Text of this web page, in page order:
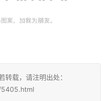
转载，请注明出处：